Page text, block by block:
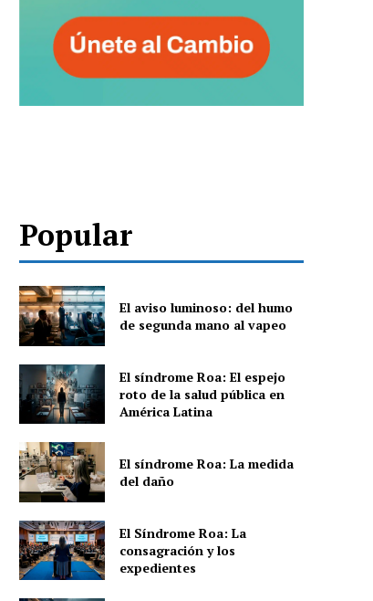
Popular
El aviso luminoso: del humo
de segunda mano al vapeo
El síndrome Roa: El espejo
roto de la salud pública en
América Latina
El síndrome Roa: La medida
del daño
El Síndrome Roa: La
consagración y los
expedientes